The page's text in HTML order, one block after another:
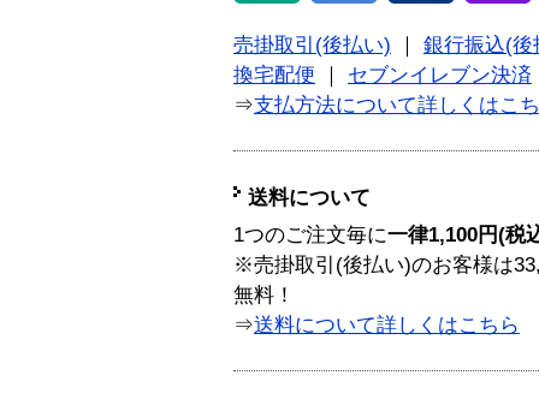
売掛取引(後払い)
銀行振込(後
換宅配便
セブンイレブン決済
⇒支払方法について詳しくはこ
送料について
1つのご注文毎に一律1,100円(税
※売掛取引(後払い)のお客様は
無料！
⇒送料について詳しくはこちら